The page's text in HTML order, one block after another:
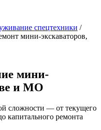
спецтехники /
мини-экскаваторов,
мини-
и МО
сложности — от текущего
капитального ремонта